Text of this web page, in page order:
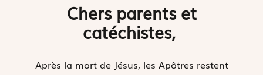
Chers parents et
catéchistes,
Après la mort de Jésus, les Apôtres restent